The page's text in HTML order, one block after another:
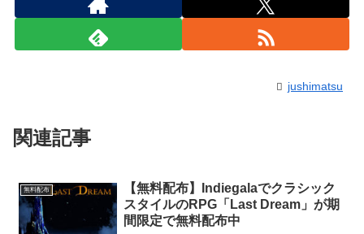
jushimatsu
関連記事
無料配布
【無料配布】Indiegalaでクラシック
スタイルのRPG「Last Dream」が期
間限定で無料配布中